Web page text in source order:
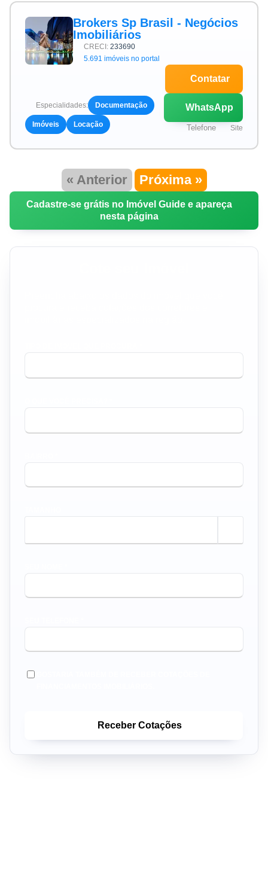
Brokers Sp Brasil - Negócios
Imobiliários
CRECI: 233690
5.691 imóveis no portal
Especialidades: Documentação
Imóveis Locação
Contatar
WhatsApp
Telefone Site
« Anterior Próxima »
Cadastre-se grátis no Imóvel Guide e apareça
nesta página
Receber Cotações